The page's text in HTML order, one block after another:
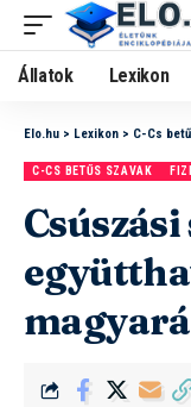
Állatok Lexikon
Elo.hu > Lexikon > C-Cs
C-CS BETŰS SZAVAK